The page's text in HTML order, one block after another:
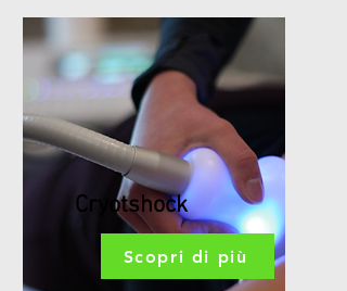
Cryotshock
Scopri di più